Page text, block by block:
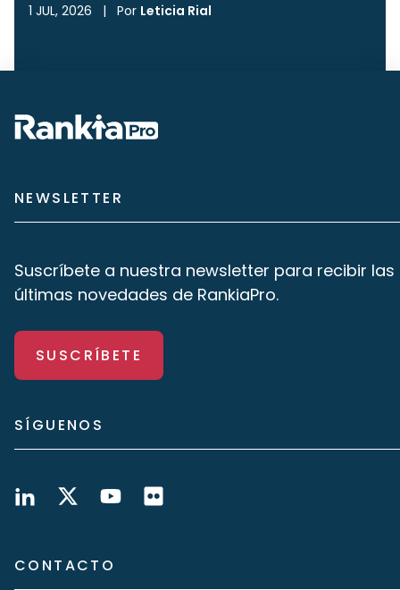
1 JUL, 2026 | Por Leticia Rial
NEWSLETTER
Suscríbete a nuestra newsletter para recibir las
últimas novedades de RankiaPro.
SUSCRÍBETE
SÍGUENOS
CONTACTO